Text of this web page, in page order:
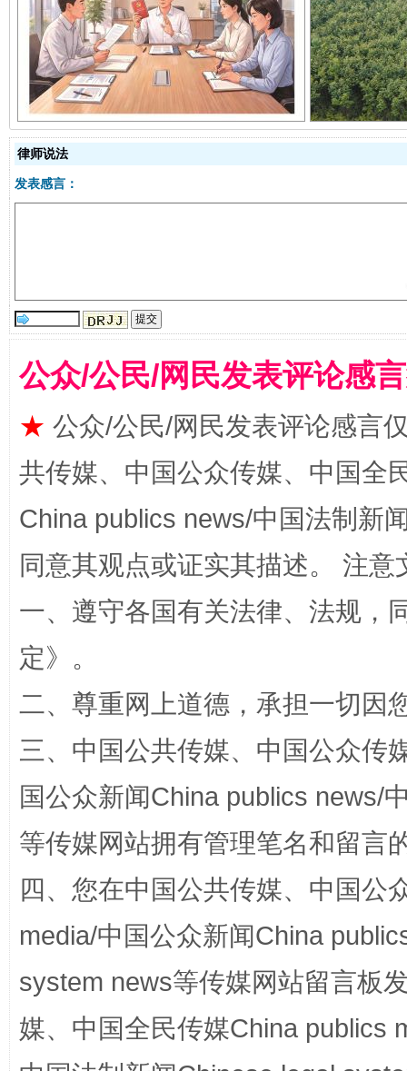
揭开“小金库”的免责幌子
全民健身五年计划来了！等你上场
阿坝州三大球赛在茂县开幕 规模
国家大学科技园优化重塑工作
律师说法
发表感言：
公众/公民/网民发表评论感
★ 公众/公民/网民发表评论感言
共传媒、中国公众传媒、中国全
China publics news/中国法制新
同意其观点或证实其描述。 注
一、遵守各国有关法律、法规，
定》。
二、尊重网上道德，承担一切因
三、中国公共传媒、中国公众传
国公众新闻China publics news/
等传媒网站拥有管理笔名和留言
四、您在中国公共传媒、中国公
media/中国公众新闻China
system news等传媒网站留言板
媒、中国全民传媒China publics